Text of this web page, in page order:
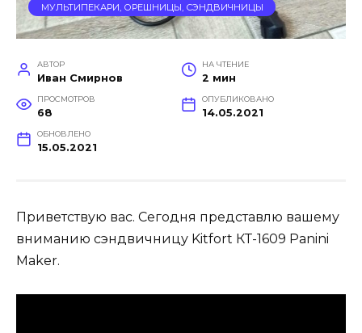
МУЛЬТИПЕКАРИ, ОРЕШНИЦЫ, СЭНДВИЧНИЦЫ
АВТОР
Иван Смирнов
НА ЧТЕНИЕ
2 мин
ПРОСМОТРОВ
68
ОПУБЛИКОВАНО
14.05.2021
ОБНОВЛЕНО
15.05.2021
Приветствую вас. Сегодня представлю вашему
вниманию сэндвичницу Kitfort КТ-1609 Panini
Maker.